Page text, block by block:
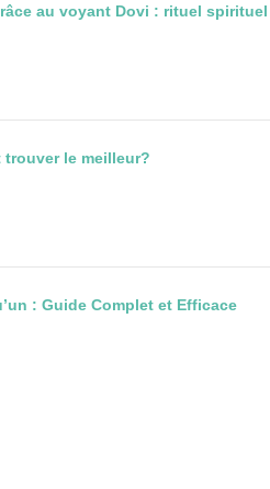
au voyant Dovi : rituel
le meilleur?
: Guide Complet et Efficace